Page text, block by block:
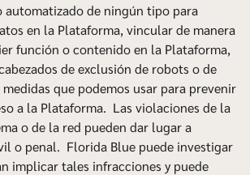
de ningún tipo para
en la Plataforma, vincular de manera
función o contenido en la Plataforma,
de exclusión de robots o de
que podemos usar para prevenir
a la Plataforma. Las violaciones de la
o de la red pueden dar lugar a
o penal. Florida Blue puede investigar
implicar tales infracciones y puede